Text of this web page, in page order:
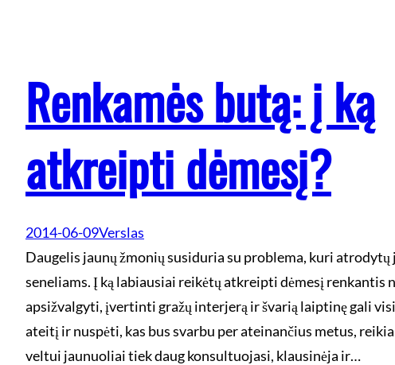
Renkamės butą: į ką
atkreipti dėmesį?
2014-06-09Verslas
Daugelis jaunų žmonių susiduria su problema, kuri atrodytų
seneliams. Į ką labiausiai reikėtų atkreipti dėmesį renkantis
apsižvalgyti, įvertinti gražų interjerą ir švarią laiptinę gali
ateitį ir nuspėti, kas bus svarbu per ateinančius metus,
veltui jaunuoliai tiek daug konsultuojasi, klausinėja ir…